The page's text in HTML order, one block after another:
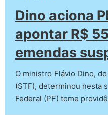
Dino aciona
apontar R$
emendas
O ministro Flávio Dino,
(STF), determinou nesta
Federal (PF) tome